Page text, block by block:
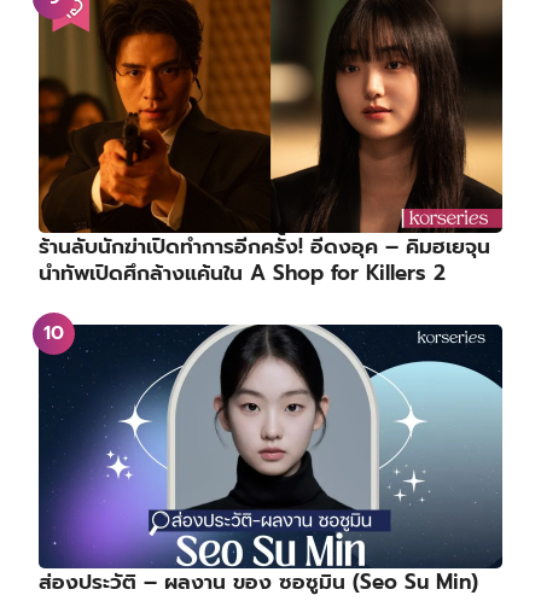
ร้านลับนักฆ่าเปิดทำการอีกครั้ง! อีดงอุค – คิมฮเยจุน
นำทัพเปิดศึกล้างแค้นใน A Shop for Killers 2
ส่องประวัติ – ผลงาน ของ ซอซูมิน (Seo Su Min)